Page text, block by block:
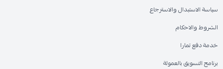
سياسة الاستبدال والاسترجاع
الشروط والاحكام
خدمة دفع تمارا
برنامج التسويق بالعمولة